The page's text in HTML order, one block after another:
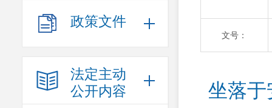
政策文件
法定主动
公开内容
文号：
坐落于